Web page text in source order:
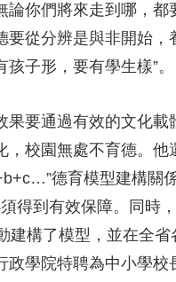
論你們將來走到哪，
要從分辨是與非開始
子形，要有學生樣”。
果要通過有效的文化
，校園無處不育德。
德育模型建構關
得到有效保障。同時
建構了模型，並在全
政學院特聘為中小學